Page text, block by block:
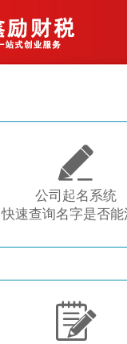

公司起名系统
快速查询名字是否能
